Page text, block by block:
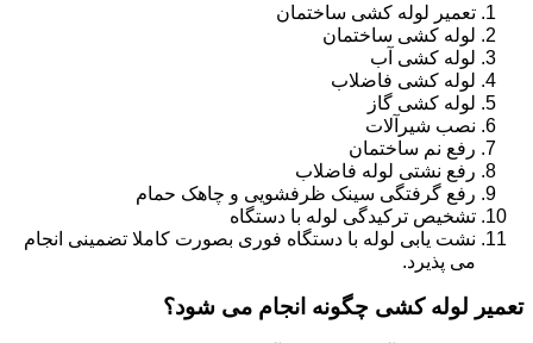
تعمیر لوله کشی ساختمان
لوله کشی ساختمان
لوله کشی آب
لوله کشی فاضلاب
لوله کشی گاز
نصب شیرآلات
رفع نم ساختمان
رفع نشتی لوله فاضلاب
رفع گرفتگی سینک ظرفشویی و چاهک حمام
تشخیص ترکیدگی لوله با دستگاه
نشت یابی لوله با دستگاه فوری بصورت کاملا تضمینی انجام
می پذیرد.
تعمیر لوله کشی چگونه انجام می شود؟